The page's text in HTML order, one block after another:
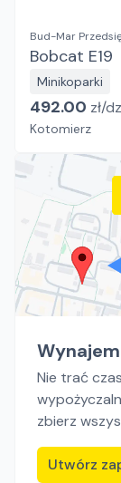
Bud-Mar
Bobcat E19
Minikoparki
492.00 zł/
Kotomierz
Nie trać
zbierz
Utwórz